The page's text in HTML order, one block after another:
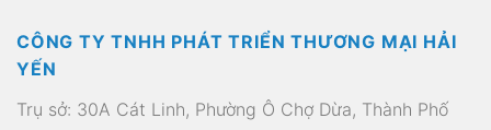
CÔNG TY TNHH PHÁT TRIỂN THƯƠNG MẠI HẢI
YẾN
Trụ sở: 30A Cát Linh, Phường Ô Chợ Dừa, Thành Phố